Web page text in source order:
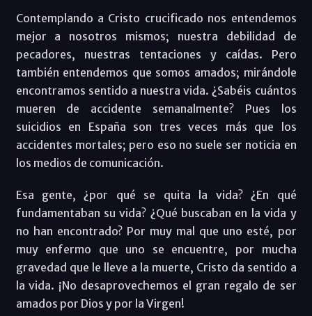
Contemplando a Cristo crucificado nos entendemos
mejor a nosotros mismos; nuestra debilidad de
pecadores, nuestras tentaciones y caídas. Pero
también entendemos que somos amados; mirándole
encontramos sentido a nuestra vida. ¿Sabéis cuántos
mueren de accidente semanalmente? Pues los
suicidios en España son tres veces más que los
accidentes mortales; pero eso no suele ser noticia en
los medios de comunicación.
Esa gente, ¿por qué se quita la vida? ¿En qué
fundamentaban su vida? ¿Qué buscaban en la vida y
no han encontrado? Por muy mal que uno esté, por
muy enfermo que uno se encuentre, por mucha
gravedad que le lleve a la muerte, Cristo da sentido a
la vida. ¡No desaprovechemos el gran regalo de ser
amados por Dios y por la Virgen!